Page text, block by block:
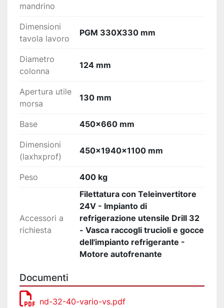
mandrino
Dimensioni
tavola lavoro
PGM 330X330 mm
Diametro
colonna
124 mm
Apertura utile
morsa
130 mm
Base 450x660 mm
Dimensioni
(laxhxprof)
450x1940x1100 mm
Peso 400 kg
Accessori a
richiesta
Filettatura con Teleinvertitore
24V - Impianto di
refrigerazione utensile Drill 32
- Vasca raccogli trucioli e gocce
dell'impianto refrigerante -
Motore autofrenante
Documenti
nd-32-40-vario-vs.pdf